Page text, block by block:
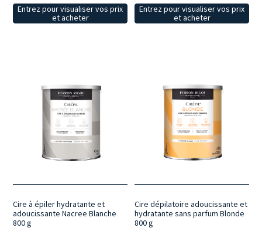
Entrez pour visualiser vos prix
et acheter
Entrez pour visualiser vos prix
et acheter
Cire à épiler hydratante et
adoucissante Nacree Blanche
800 g
Cire dépilatoire adoucissante et
hydratante sans parfum Blonde
800 g